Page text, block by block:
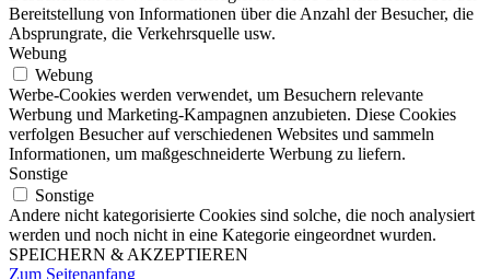
Bereitstellung von Informationen über die Anzahl der Besucher, die
Absprungrate, die Verkehrsquelle usw.
Webung
Webung
Werbe-Cookies werden verwendet, um Besuchern relevante
Werbung und Marketing-Kampagnen anzubieten. Diese Cookies
verfolgen Besucher auf verschiedenen Websites und sammeln
Informationen, um maßgeschneiderte Werbung zu liefern.
Sonstige
Sonstige
Andere nicht kategorisierte Cookies sind solche, die noch analysiert
werden und noch nicht in eine Kategorie eingeordnet wurden.
SPEICHERN & AKZEPTIEREN
Zum Seitenanfang